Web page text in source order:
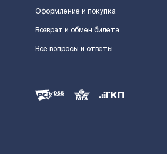
Оформление и покупка
Возврат и обмен билета
Все вопросы и ответы